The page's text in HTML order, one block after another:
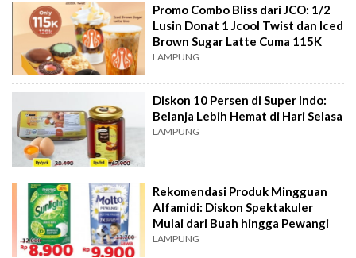
Promo Combo Bliss dari JCO: 1/2
Lusin Donat 1 Jcool Twist dan Iced
Brown Sugar Latte Cuma 115K
LAMPUNG
Diskon 10 Persen di Super Indo:
Belanja Lebih Hemat di Hari Selasa
LAMPUNG
Rekomendasi Produk Mingguan
Alfamidi: Diskon Spektakuler
Mulai dari Buah hingga Pewangi
LAMPUNG